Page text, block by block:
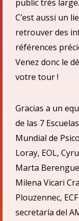
public très large.
C’est aussi un
retrouver des
références
Venez donc le
votre tour !
Gracias a un
de las 7
Mundial de
Loray, EOL,
Marta
Milena Vicari
Plouzennec, ECF
secretaría del